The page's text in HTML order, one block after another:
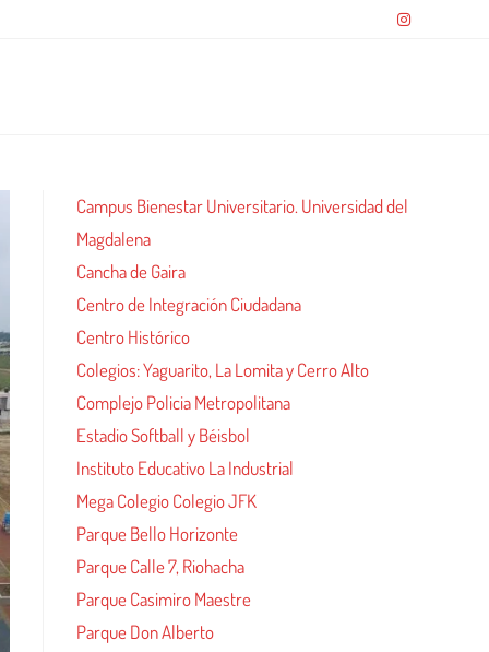
Campus Bienestar Universitario. Universidad del
Magdalena
Cancha de Gaira
Centro de Integración Ciudadana
Centro Histórico
Colegios: Yaguarito, La Lomita y Cerro Alto
Complejo Policia Metropolitana
Estadio Softball y Béisbol
Instituto Educativo La Industrial
Mega Colegio Colegio JFK
Parque Bello Horizonte
Parque Calle 7, Riohacha
Parque Casimiro Maestre
Parque Don Alberto